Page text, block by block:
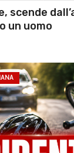
scende
un uomo